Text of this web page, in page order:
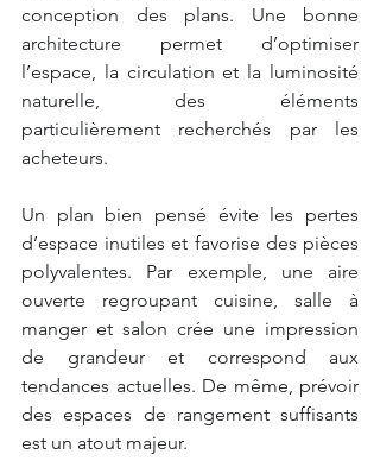
conception des plans. Une bonne
architecture permet d’optimiser
l’espace, la circulation et la luminosité
naturelle, des éléments
particulièrement recherchés par les
acheteurs.
Un plan bien pensé évite les pertes
d’espace inutiles et favorise des pièces
polyvalentes. Par exemple, une aire
ouverte regroupant cuisine, salle à
manger et salon crée une impression
de grandeur et correspond aux
tendances actuelles. De même, prévoir
des espaces de rangement suffisants
est un atout majeur.